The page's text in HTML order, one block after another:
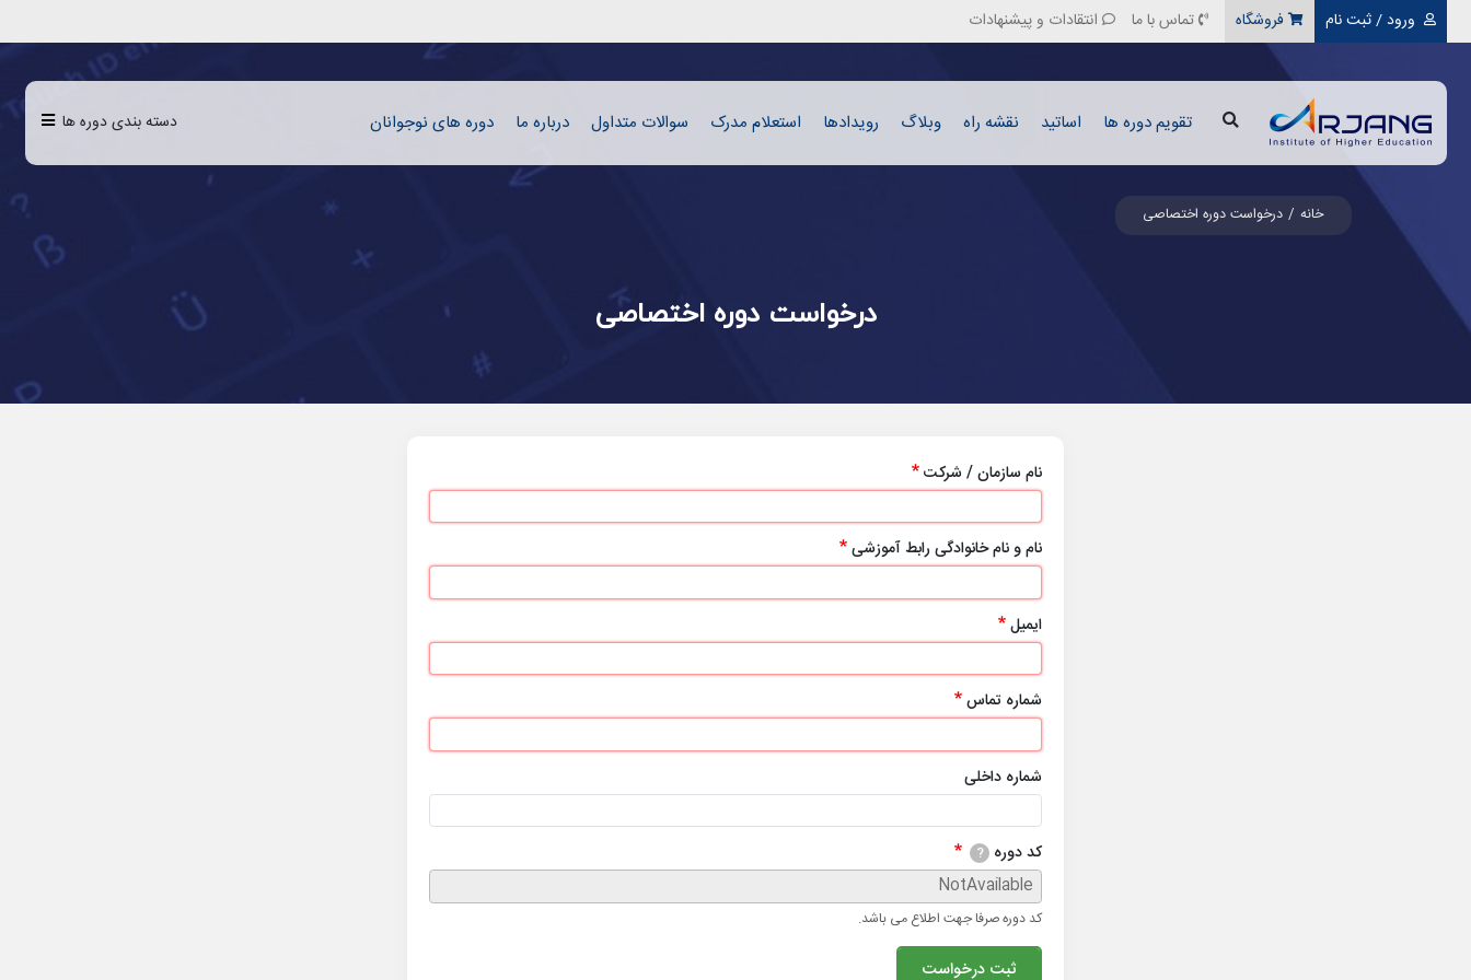
ورود / ثبت نام فروشگاه تماس با ما انتقادات و پیشنهادات
تقویم دوره ها اساتید نقشه راه وبلاگ رویدادها استعلام مدرک سوالات متداول درباره ما دوره‌‌‌ های نوجوانان دسته بندی دوره ها
خانه درخواست دوره اختصاصی
درخواست دوره اختصاصی
نام سازمان / شرکت
نام و نام خانوادگی رابط آموزشی
ایمیل
شماره تماس
شماره داخلی
کد دوره ?
کد دوره صرفا جهت اطلاع می باشد.